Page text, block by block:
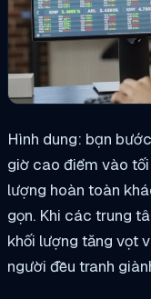
Hình dung: bạn
giờ cao điểm vào
lượng hoàn toàn
gọn. Khi các trung
khối lượng tăng vọt
người đều tranh